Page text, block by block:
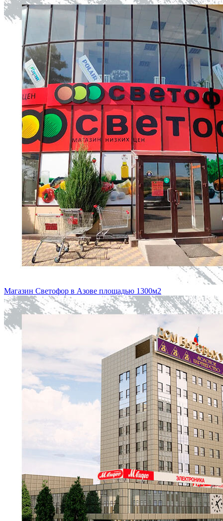
Магазин Светофор в Азове площадью 1300м2